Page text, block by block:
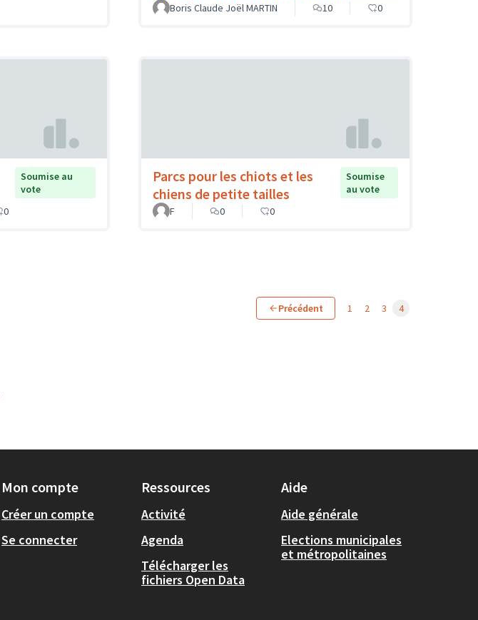
Boris Claude Joël MARTIN
10 0
Soumise au
vote
0
Parcs pour les chiots et les
chiens de petite tailles
Soumise
au vote
F
0 0
Précédent 1 2 3 4
Mon compte
Créer un compte
Se connecter
Ressources
Activité
Agenda
Télécharger les
fichiers Open Data
Aide
Aide générale
Elections municipales
et métropolitaines